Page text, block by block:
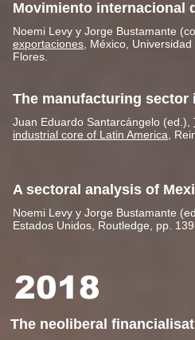
Movimiento internacional
Noemi Levy y Jorge Bustamante
exportaciones , México,
Flores.
The manufacturing
Juan Eduardo Santarcángelo (ed.),
industrial core of Latin America ,
A sectoral analysis of
Noemi Levy y Jorge Bustamante
Estados Unidos, Routledge, pp.
2018
The neoliberal